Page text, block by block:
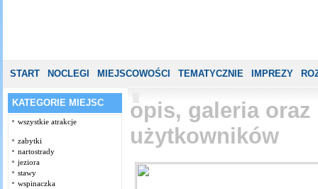
START NOCLEGI MIEJSCOWOŚCI TEMATYCZNIE IMPREZY
KATEGORIE MIEJSC
wszystkie atrakcje
zabytki
nartostrady
jeziora
stawy
wspinaczka
opis, galeria oraz
użytkowników